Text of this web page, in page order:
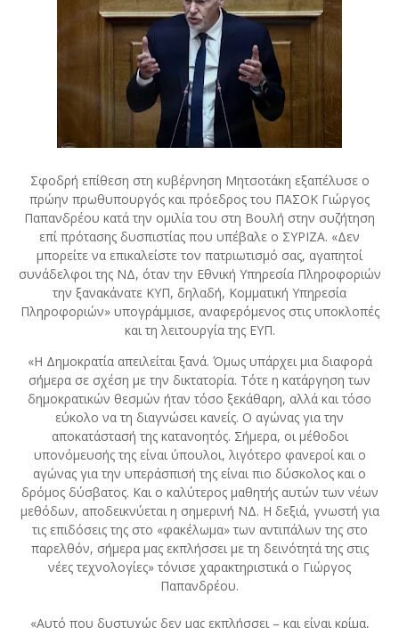
Σφοδρή επίθεση στη κυβέρνηση Μητσοτάκη εξαπέλυσε ο
πρώην πρωθυπουργός και πρόεδρος του ΠΑΣΟΚ Γιώργος
Παπανδρέου κατά την ομιλία του στη Βουλή στην συζήτηση
επί πρότασης δυσπιστίας που υπέβαλε ο ΣΥΡΙΖΑ. «Δεν
μπορείτε να επικαλείστε τον πατριωτισμό σας, αγαπητοί
συνάδελφοι της ΝΔ, όταν την Εθνική Υπηρεσία Πληροφοριών
την ξανακάνατε ΚΥΠ, δηλαδή, Κομματική Υπηρεσία
Πληροφοριών» υπογράμμισε, αναφερόμενος στις υποκλοπές
και τη λειτουργία της ΕΥΠ.
«Η Δημοκρατία απειλείται ξανά. Όμως υπάρχει μια διαφορά
σήμερα σε σχέση με την δικτατορία. Τότε η κατάργηση των
δημοκρατικών θεσμών ήταν τόσο ξεκάθαρη, αλλά και τόσο
εύκολο να τη διαγνώσει κανείς. Ο αγώνας για την
αποκατάστασή της κατανοητός. Σήμερα, οι μέθοδοι
υπονόμευσής της είναι ύπουλοι, λιγότερο φανεροί και ο
αγώνας για την υπεράσπισή της είναι πιο δύσκολος και ο
δρόμος δύσβατος. Και ο καλύτερος μαθητής αυτών των νέων
μεθόδων, αποδεικνύεται η σημερινή ΝΔ. Η δεξιά, γνωστή για
τις επιδόσεις της στο «φακέλωμα» των αντιπάλων της στο
παρελθόν, σήμερα μας εκπλήσσει με τη δεινότητά της στις
νέες τεχνολογίες» τόνισε χαρακτηριστικά ο Γιώργος
Παπανδρέου.
«Αυτό που δυστυχώς δεν μας εκπλήσσει – και είναι κρίμα,